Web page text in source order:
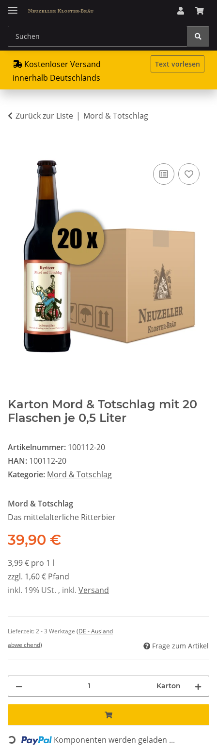
Kostenloser Versand
innerhalb Deutschlands
Text vorlesen
Zurück zur Liste Mord & Totschlag
Karton Mord & Totschlag mit 20
Flaschen je 0,5 Liter
Artikelnummer: 100112-20
HAN: 100112-20
Kategorie: Mord & Totschlag
Mord & Totschlag
Das mittelalterliche Ritterbier
39,90 €
3,99 € pro 1 l
zzgl. 1,60 € Pfand
inkl. 19% USt. , inkl. Versand
Lieferzeit:2 - 3 Werktage (DE - Ausland
abweichend)
Frage zum Artikel
Karton
Loading... Komponenten werden geladen ...